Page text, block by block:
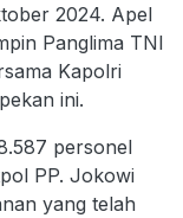
2024. Apel
Panglima TNI
Kapolri
ini.
personel
PP. Jokowi
yang telah